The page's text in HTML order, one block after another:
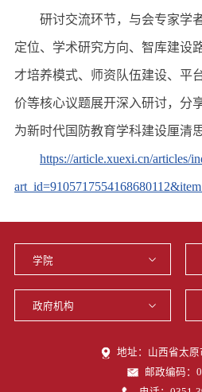
研讨交流环节，与会专家学
定位、学术研究方向、智库建设
才培养模式、师资队伍建设、平
价等核心议题展开深入研讨，分
为新时代国防教育学科建设厘清
https://article.xuexi.cn/articles/
地址：山西省太原
邮政编码：